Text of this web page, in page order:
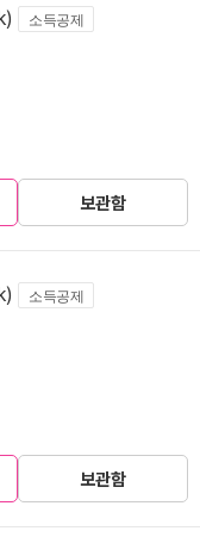
소득공제
보관함
소득공제
보관함